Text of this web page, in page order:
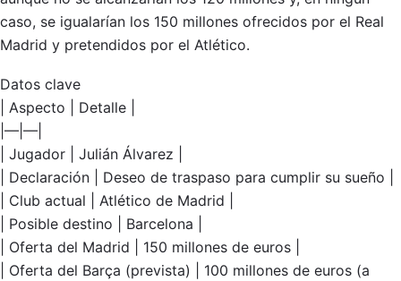
caso, se igualarían los 150 millones ofrecidos por el Real
Madrid y pretendidos por el Atlético.
Datos clave
| Aspecto | Detalle |
|—|—|
| Jugador | Julián Álvarez |
| Declaración | Deseo de traspaso para cumplir su sueño |
| Club actual | Atlético de Madrid |
| Posible destino | Barcelona |
| Oferta del Madrid | 150 millones de euros |
| Oferta del Barça (prevista) | 100 millones de euros (a